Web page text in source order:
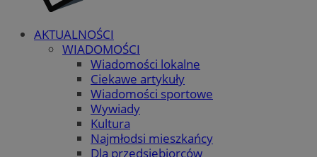
AKTUALNOŚCI
WIADOMOŚCI
Wiadomości lokalne
Ciekawe artykuły
Wiadomości sportowe
Wywiady
Kultura
Najmłodsi mieszkańcy
Dla przedsiębiorców